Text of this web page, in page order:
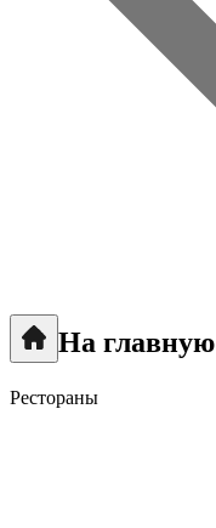
На главную
Рестораны